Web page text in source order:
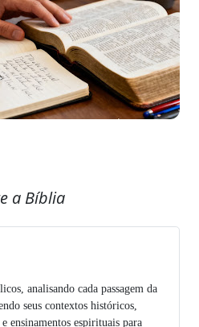
a Bíblia
analisando cada passagem da
seus contextos históricos,
ensinamentos espirituais para